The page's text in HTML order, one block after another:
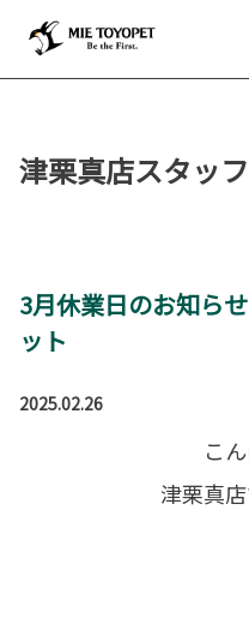
津栗真店スタッ
3月休業日のお知ら
ット
2025.02.26
こ
津栗真